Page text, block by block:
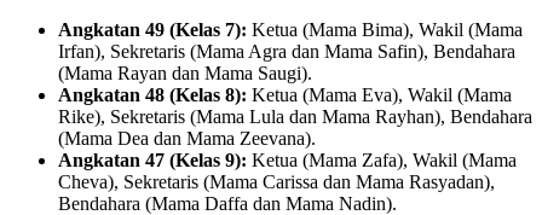
Angkatan 49 (Kelas 7): Ketua (Mama Bima), Wakil (Mama
Irfan), Sekretaris (Mama Agra dan Mama Safin), Bendahara
(Mama Rayan dan Mama Saugi).
Angkatan 48 (Kelas 8): Ketua (Mama Eva), Wakil (Mama
Rike), Sekretaris (Mama Lula dan Mama Rayhan), Bendahara
(Mama Dea dan Mama Zeevana).
Angkatan 47 (Kelas 9): Ketua (Mama Zafa), Wakil (Mama
Cheva), Sekretaris (Mama Carissa dan Mama Rasyadan),
Bendahara (Mama Daffa dan Mama Nadin).